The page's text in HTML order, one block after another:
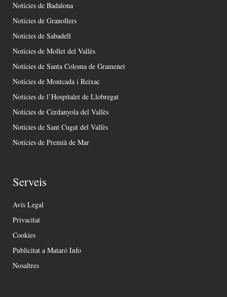
Notícies de Badalona
Notícies de Granollers
Notícies de Sabadell
Notícies de Mollet del Vallès
Notícies de Santa Coloma de Gramenet
Notícies de Montcada i Reixac
Notícies de l’Hospitalet de Llobregat
Notícies de Cerdanyola del Vallès
Notícies de Sant Cugat del Vallès
Notícies de Premià de Mar
Serveis
Avís Legal
Privacitat
Cookies
Publicitat a Mataró Info
Nosaltres